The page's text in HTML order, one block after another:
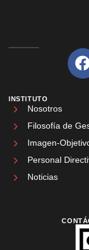
INSTITUTO
Nosotros
Filosofía de
Imagen-
Personal
Noticias